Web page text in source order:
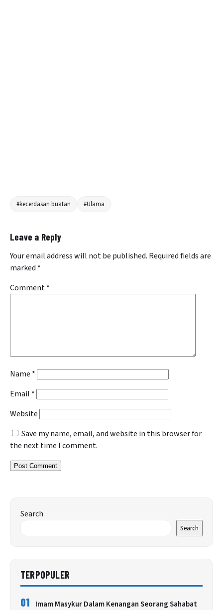
#kecerdasan buatan #Ulama
Leave a Reply
Your email address will not be published. Required fields are
marked *
Comment*
Name *
Email *
Website
Save my name, email, and website in this browser for
the next time I comment.
Search
Search
TERPOPULER
01 Imam Masykur Dalam Kenangan Seorang Sahabat